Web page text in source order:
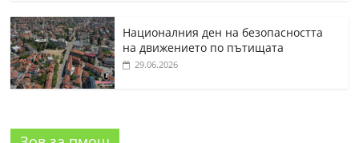
Националния ден на безопасността
на движението по пътищата
29.06.2026